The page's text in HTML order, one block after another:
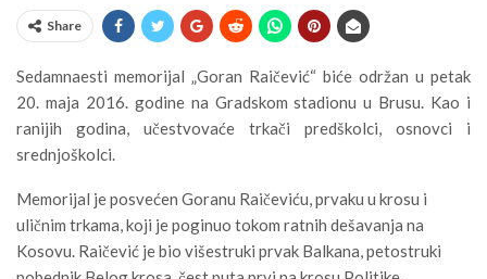
Share
Sedamnaesti memorijal „Goran Raičević“ biće održan u petak
20. maja 2016. godine na Gradskom stadionu u Brusu. Kao i
ranijih godina, učestvovaće trkači predškolci, osnovci i
srednjoškolci.
Memorijal je posvećen Goranu Raičeviću, prvaku u krosu i
uličnim trkama, koji je poginuo tokom ratnih dešavanja na
Kosovu. Raičević je bio višestruki prvak Balkana, petostruki